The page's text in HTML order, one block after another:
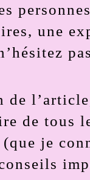
une
de
de tous
je